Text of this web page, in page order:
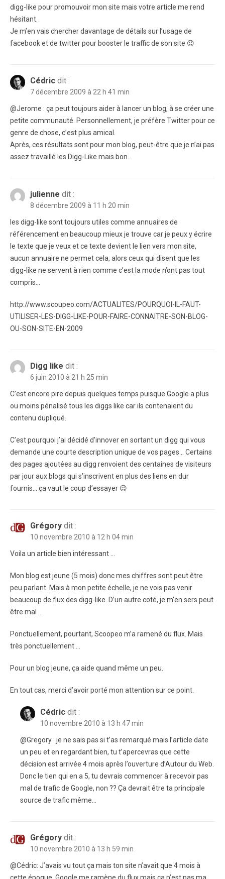
digg-like pour promouvoir mon site mais votre article me rend
hésitant.
Je m’en vais chercher davantage de détails sur l’usage de
facebook et de twitter pour booster le traffic de son site 😉
Cédric dit :
7 décembre 2009 à 22 h 41 min
@Jerome : ça peut toujours aider à lancer un blog, à se créer une
petite communauté. Personnellement, je préfère Twitter pour ce
genre de chose, c’est plus amical.
Après, ces résultats sont pour mon blog, peut-être que je n’ai pas
assez travaillé les Digg-Like mais bon…
julienne dit :
8 décembre 2009 à 11 h 20 min
les digg-like sont toujours utiles comme annuaires de
référencement en beaucoup mieux je trouve car je peux y écrire
le texte que je veux et ce texte devient le lien vers mon site,
aucun annuaire ne permet cela, alors ceux qui disent que les
digg-like ne servent à rien comme c’est la mode n’ont pas tout
compris…
http://www.scoupeo.com/ACTUALITES/POURQUOI-IL-FAUT-
UTILISER-LES-DIGG-LIKE-POUR-FAIRE-CONNAITRE-SON-BLOG-
OU-SON-SITE-EN-2009
Digg like dit :
6 juin 2010 à 21 h 25 min
C’est encore pire depuis quelques temps puisque Google a plus
ou moins pénalisé tous les diggs like car ils contenaient du
contenu dupliqué.
C’est pourquoi j’ai décidé d’innover en sortant un digg qui vous
demande une courte description unique de vos pages… Certains
des pages ajoutées au digg renvoient des centaines de visiteurs
par jour aux blogs qui s’inscrivent en plus des liens en dur
fournis… ça vaut le coup d’essayer 😉
Grégory dit :
10 novembre 2010 à 12 h 04 min
Voila un article bien intéressant …
Mon blog est jeune (5 mois) donc mes chiffres sont peut être
peu parlant. Mais à mon petite échelle, je ne vois pas venir
beaucoup de flux des digg-like. D’un autre coté, je m’en sers peut
être mal …
Ponctuellement, pourtant, Scoopeo m’a ramené du flux. Mais
très ponctuellement …
Pour un blog jeune, ça aide quand même un peu.
En tout cas, merci d’avoir porté mon attention sur ce point.
Cédric dit :
10 novembre 2010 à 13 h 47 min
@Gregory : je ne sais pas si t’as remarqué mais l’article date
un peu et en regardant bien, tu t’apercevras que cette
décision est arrivée 4 mois après l’ouverture d’Autour du Web.
Donc le tien qui en a 5, tu devrais commencer à recevoir pas
mal de trafic de Google, non ?? Ça devrait être ta principale
source de trafic même…
Grégory dit :
10 novembre 2010 à 13 h 59 min
@Cédric: J’avais vu tout ça mais ton site n’avait que 4 mois à